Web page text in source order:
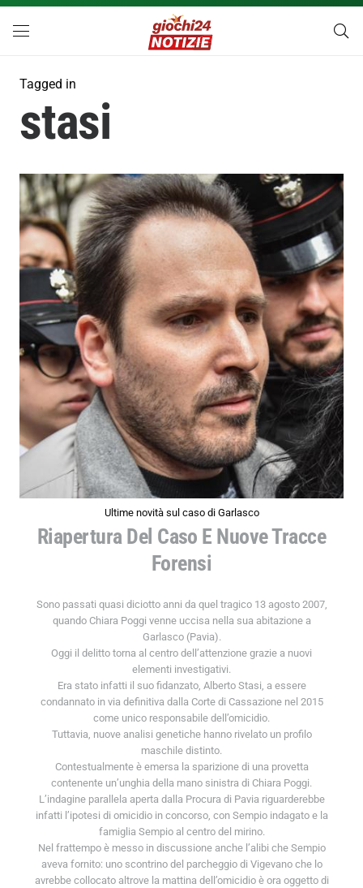
Tagged in
stasi
Ultime novità sul caso di Garlasco
Riapertura Del Caso E Nuove Tracce
Forensi
Sono passati quasi diciotto anni da quel tragico 13 agosto 2007,
quando Chiara Poggi venne uccisa nella sua abitazione a
Garlasco (Pavia).
Oggi il delitto torna al centro dell’attenzione grazie a nuovi
elementi investigativi.
Era stato infatti il suo fidanzato, Alberto Stasi, a essere
condannato in via definitiva dalla Corte di Cassazione nel 2015
come unico responsabile dell’omicidio.
Tuttavia, nuove analisi genetiche hanno rivelato un profilo
maschile distinto.
Contestualmente è emersa la sparizione di una provetta
contenente un’unghia della mano sinistra di Chiara Poggi.
L’indagine parallela aperta dalla Procura di Pavia riguarderebbe
infatti l’ipotesi di omicidio in concorso, con Sempio indagato e la
famiglia Sempio al centro del mirino.
Nel frattempo è messo in discussione anche l’alibi che Sempio
aveva fornito: uno scontrino del parcheggio di Vigevano che lo
avrebbe collocato altrove la mattina dell’omicidio è ora oggetto di